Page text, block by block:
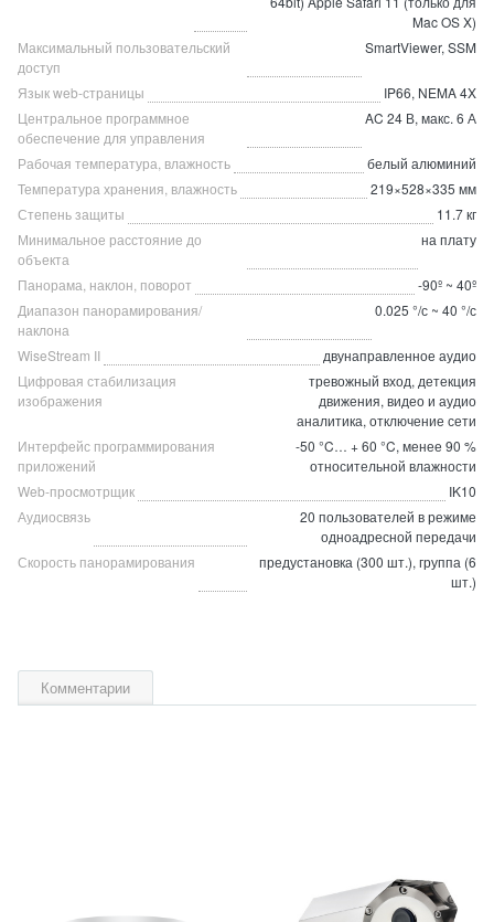
Mac OS X)
Максимальный пользовательский
доступ
SmartViewer, SSM
Язык web-страницы
IP66, NEMA 4X
Центральное программное
обеспечение для управления
AC 24 В, макс. 6 А
Рабочая температура, влажность
белый алюминий
Температура хранения, влажность
219×528×335 мм
Степень защиты
11.7 кг
Минимальное расстояние до
объекта
на плату
Панорама, наклон, поворот
-90º ~ 40º
Диапазон панорамирования/
наклона
0.025 °/с ~ 40 °/с
WiseStream II
двунаправленное аудио
Цифровая стабилизация
изображения
тревожный вход, детекция
движения, видео и аудио
аналитика, отключение сети
Интерфейс программирования
приложений
-50 °C… + 60 °C, менее 90 %
относительной влажности
Web-просмотрщик
IK10
Аудиосвязь
20 пользователей в режиме
одноадресной передачи
Скорость панорамирования
предустановка (300 шт.), группа (6
шт.)
Комментарии